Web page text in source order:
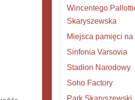
Wincentego
Skaryszewska
Miejsca pamięci
Sinfonia Varsovia
Stadion Narodowy
Soho Factory